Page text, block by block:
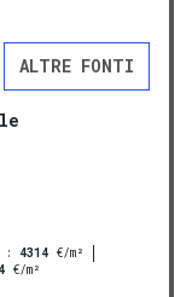
ALTRE FONTI
: 4314 €/m²
€/m²